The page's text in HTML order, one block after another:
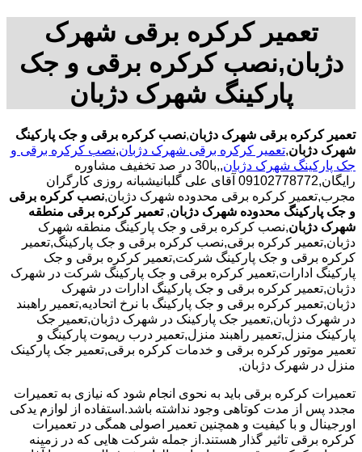
تعمیر کرکره برقی شهرک
دژبان,نصب کرکره برقی و جک
پارکینگ شهرک دژبان
تعمیر کرکره برقی شهرک دژبان,نصب کرکره برقی و جک پارکینگ
شهرک دژبان,تعمیر کرکره برقی شهرک دژبان,نصب کرکره برقی و
جک پارکینگ شهرک دژبان
,,با30 در صد تخفیف مشاوره
رایگان,09102778772 آقای علی گلبانیشبانه روزی کارگران
مجرب,تعمیر کرکره برقی محدوده شهرک دژبان,نصب کرکره برقی
و جک پارکینگ محدوده شهرک دژبان, تعمیر کرکره برقی منطقه
شهرک دژبان,نصب کرکره برقی و جک پارکینگ منطقه شهرک
دژبان,تعمیر کرکره برقی,نصب کرکره برقی و جک پارکینگ,تعمیر
کرکره برقی و جک پارکینگ شرکت,تعمیر کرکره برقی و جک
پارکینگ ادارات,تعمیر کرکره برقی و جک پارکینگ شرکت در شهرک
دژبان,تعمیر کرکره برقی و جک پارکینگ ادارات در شهرک
دژبان,تعمیر کرکره برقی و جک پارکینگ با نرخ اتحادیه,تعمیر راهبند
در شهرک دژبان,تعمیر جک پارکینک در شهرک دژبان,تعمیر جک
پارکینک منزل,تعمیر راهبند منزل,تعمیر درب ریموت پارکینگ و
تعمیر موتور کرکره برقی و خدمات کرکره برقی,تعمیر جک پارکینک
منزل در شهرک دژبان,
تعمیرات کرکره برقی باید به نحوی انجام شود که نیازی به تعمیرات
مجدد پس از مدت کوتاهی وجود نداشته باشد.استفاده از لوازم یدکی
اورجینال و با کیفیت و همچنین تعمیر اصولی همگی در تعمیرات
کرکره برقی تاثیر گذار هستند.از جمله شرکت هایی که در زمینه